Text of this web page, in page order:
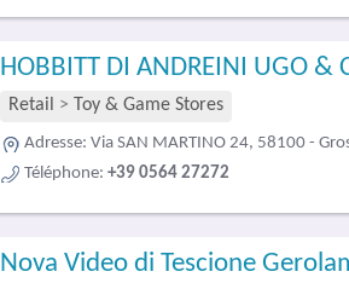
HOBBITT DI ANDREINI UGO &
Retail > Toy & Game Stores
Adresse: Via SAN MARTINO 24, 58100 -
Téléphone: +39 0564 27272
Nova Video di Tescione